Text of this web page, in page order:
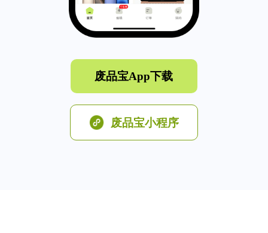
废品宝App下载
废品宝小程序